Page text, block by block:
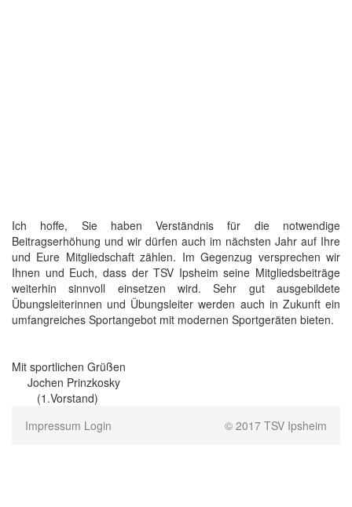
Ich hoffe, Sie haben Verständnis für die notwendige
Beitragserhöhung und wir dürfen auch im nächsten Jahr auf Ihre
und Eure Mitgliedschaft zählen. Im Gegenzug versprechen wir
Ihnen und Euch, dass der TSV Ipsheim seine Mitgliedsbeiträge
weiterhin sinnvoll einsetzen wird. Sehr gut ausgebildete
Übungsleiterinnen und Übungsleiter werden auch in Zukunft ein
umfangreiches Sportangebot mit modernen Sportgeräten bieten.
Mit sportlichen Grüßen
Jochen Prinzkosky
(1.Vorstand)
© 2017 TSV Ipsheim
Impressum Login